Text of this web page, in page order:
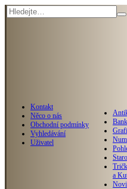
Kontakt
Něco o nás
Obchodní podmínky
Vyhledávání
Uživatel
a